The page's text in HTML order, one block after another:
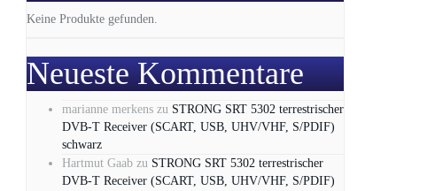
Keine Produkte gefunden.
Neueste Kommentare
marianne merkens zu STRONG SRT 5302 terrestrischer
DVB-T Receiver (SCART, USB, UHV/VHF, S/PDIF)
schwarz
Hartmut Gaab zu STRONG SRT 5302 terrestrischer
DVB-T Receiver (SCART, USB, UHV/VHF, S/PDIF)